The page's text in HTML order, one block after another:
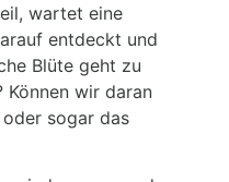
wartet eine
entdeckt und
Blüte geht zu
wir daran
sogar das